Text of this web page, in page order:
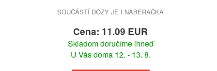
SOUČÁSTÍ DÓZY JE I NABĚRAČKA
Cena: 11.09 EUR
Skladom doručíme ihneď
U Vás doma 12. - 13. 8.